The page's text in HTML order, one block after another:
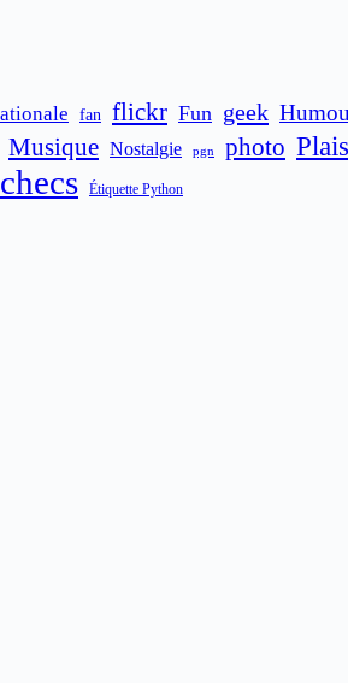
fan flickr Fun geek
Musique Nostalgie pgn photo
Étiquette Python